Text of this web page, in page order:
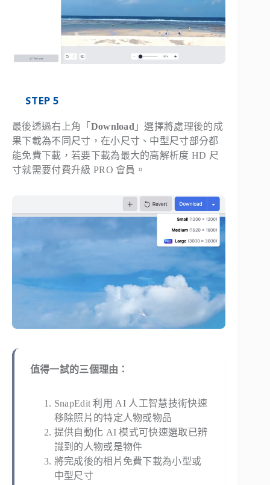
STEP 5
最後透過右上角「 Download 」選擇將處理後的成
果下載為不同尺寸，在小尺寸、中型尺寸部分都
能免費下載，若要下載為最大的高解析度 HD 尺
寸就需要付費升級 PRO 會員。
值得一試的三個理由：
SnapEdit 利用 AI 人工智慧技術快速
移除照片的特定人物或物品
提供自動化 AI 模式可快速選取已辨
識到的人物或是物件
將完成後的相片免費下載為小型或
中型尺寸